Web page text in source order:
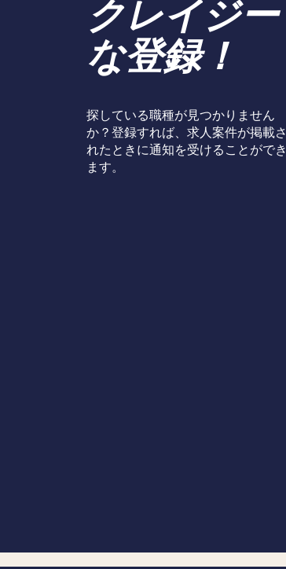
クレイジー
な登録！
探している職種が見つかりません
か？登録すれば、求人案件が掲載さ
れたときに通知を受けることができ
ます。